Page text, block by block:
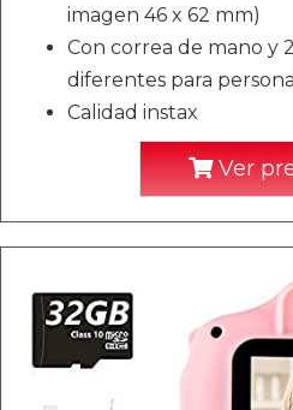
imagen 46 x 62 mm)
Con correa de mano y
diferentes para
Calidad instax
Ver